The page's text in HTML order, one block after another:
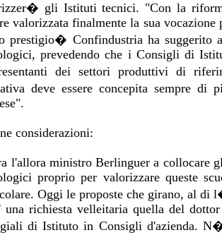
gli Istituti tecnici. "Con la
valorizzata finalmente la sua
prestigio� Confindustria ha
prevedendo che i Consigli di
dei settori produttivi di
deve essere concepita sempre
considerazioni:
l'allora ministro Berlinguer a collocare
proprio per valorizzare queste
Oggi le proposte che girano, al di
una richiesta velleitaria quella del
di Istituto in Consigli d'azienda.